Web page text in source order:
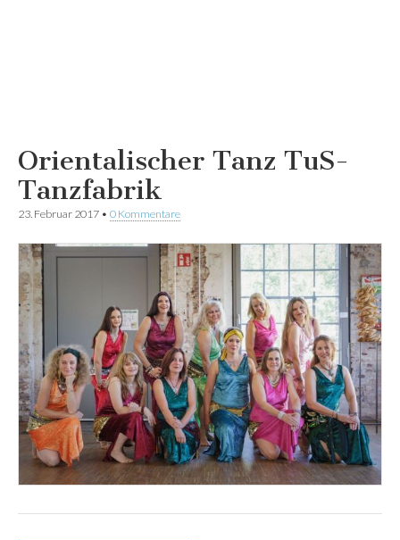
Orientalischer Tanz TuS-
Tanzfabrik
23. Februar 2017 • 0 Kommentare